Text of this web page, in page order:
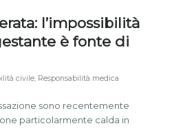
l’impossibilità
è fonte di
civile, Responsabilità medica
sono recentemente
particolarmente calda in